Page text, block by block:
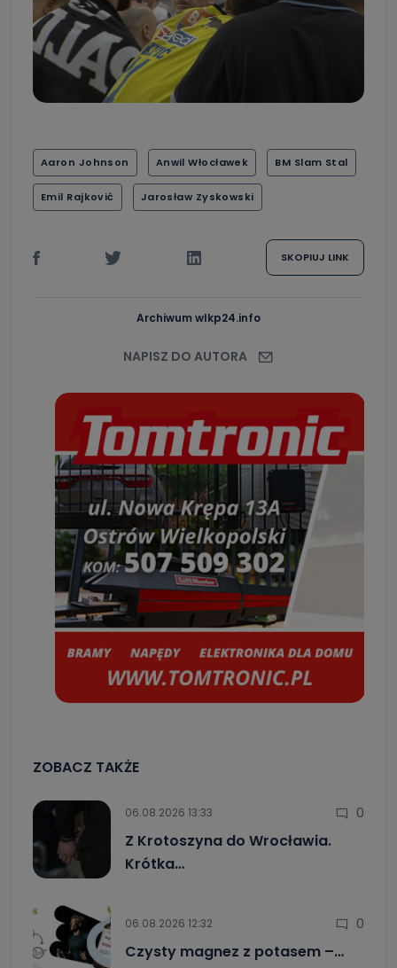
Aaron Johnson Anwil Włocławek BM Slam Stal
Emil Rajković Jarosław Zyskowski
SKOPIUJ LINK
Archiwum wlkp24.info
NAPISZ DO AUTORA
ZOBACZ TAKŻE
06.08.2026 13:33 0
Z Krotoszyna do Wrocławia.
Krótka…
06.08.2026 12:32 0
Czysty magnez z potasem –…